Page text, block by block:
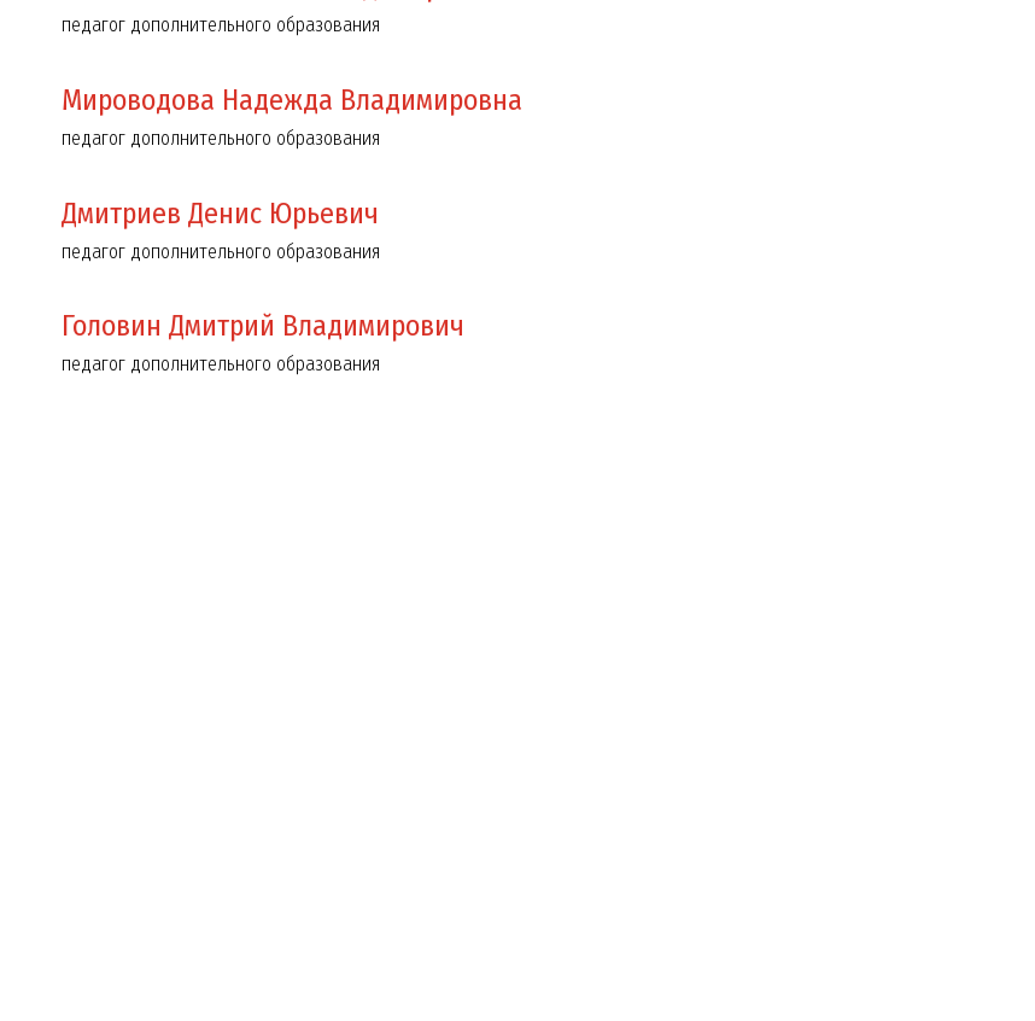
педагог дополнительного образования
Мироводова Надежда Владимировна
педагог дополнительного образования
Дмитриев Денис Юрьевич
педагог дополнительного образования
Головин Дмитрий Владимирович
педагог дополнительного образования